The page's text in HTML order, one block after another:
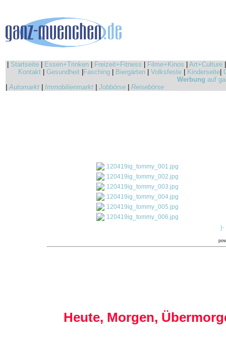
Startseite Essen+Trinken Freizeit+Fitness Filme+Kinos Art+Culture
Kontakt
Gesundheit Fasching Biergärten Volksfeste Kinderseite
Werbung auf
|Automarkt Immobilienmarkt Jobbörse Reisebörse
120419ig_tommy_001.jpg
120419ig_tommy_002.jpg
120419ig_tommy_003.jpg
120419ig_tommy_004.jpg
120419ig_tommy_005.jpg
120419ig_tommy_006.jpg
Heute, Morgen,